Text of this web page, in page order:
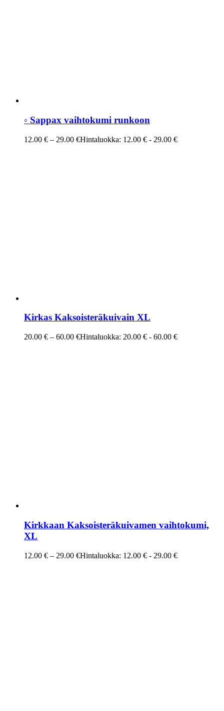
◦ Sappax vaihtokumi runkoon
12.00 € – 29.00 €Hintaluokka: 12.00 € - 29.00 €
Kirkas Kaksoisteräkuivain XL
20.00 € – 60.00 €Hintaluokka: 20.00 € - 60.00 €
Kirkkaan Kaksoisteräkuivamen vaihtokumi,
XL
12.00 € – 29.00 €Hintaluokka: 12.00 € - 29.00 €